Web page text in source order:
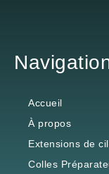
À propos
Extensions de cils
Colles
Entretien des